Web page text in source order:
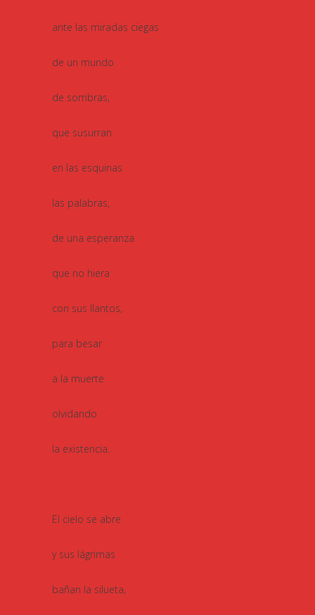
ante las miradas ciegas
de un mundo
de sombras,
que susurran
en las esquinas
las palabras,
de una esperanza
que no hiera
con sus llantos,
para besar
a la muerte
olvidando
la existencia.
El cielo se abre
y sus lágrimas
bañan la silueta,